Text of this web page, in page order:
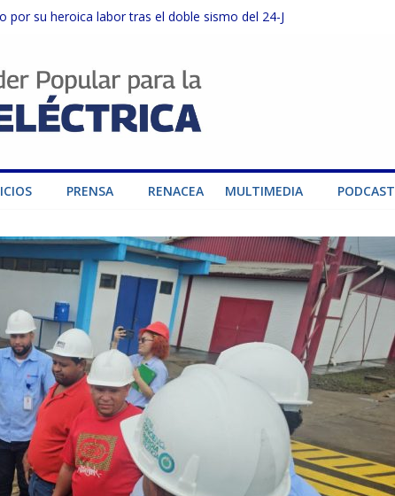
su heroica labor tras el doble sismo del 24-J
privado para fortalecer el SEN ante el «Súper Niño»
del SEN en Carabobo
el SEN ante el fenómeno de El Niño
de generación para fortalecer el SEN
PRENSA RENACEA MULTIMEDIA PODCAST